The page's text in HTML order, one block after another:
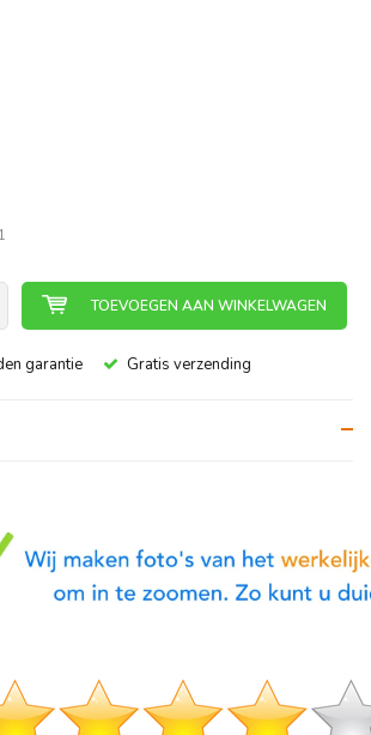
TOEVOEGEN AAN WINKELWAGEN
garantie Gratis verzending